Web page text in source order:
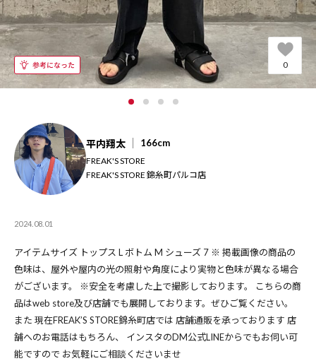
0
平内翔太 166cm
FREAK'S STORE
FREAK'S STORE 錦糸町パルコ店
2024.08.01
アイテムサイズ トップス L ボトム M シューズ 7 ※ 掲載画像の商品の
色味は、屋外や屋内の光の照射や角度により実物と色味が異なる場合
がございます。 ※安全を考慮した上で撮影しております。 こちらの商
品はweb store及び店舗でも展開しております。ぜひご覧ください。
また 現在FREAK’S STORE錦糸町店では 店舗通販を承っております 店
舗へのお電話はもちろん、 インスタのDM公式LINEからでもお伺い可
能ですので お気軽にご相談くださいませ